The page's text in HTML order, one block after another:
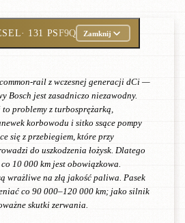
· 131 PSF9Q Zamknij
rail z wczesnej generacji dCi —
Bosch jest zasadniczo niezawodny.
to problemy z turbosprężarką,
korbowodu i sitko ssące pompy
się z przebiegiem, które przy
do uszkodzenia łożysk. Dlatego
10 000 km jest obowiązkowa.
wrażliwe na złą jakość paliwa. Pasek
co 90 000–120 000 km; jako silnik
skutki zerwania.